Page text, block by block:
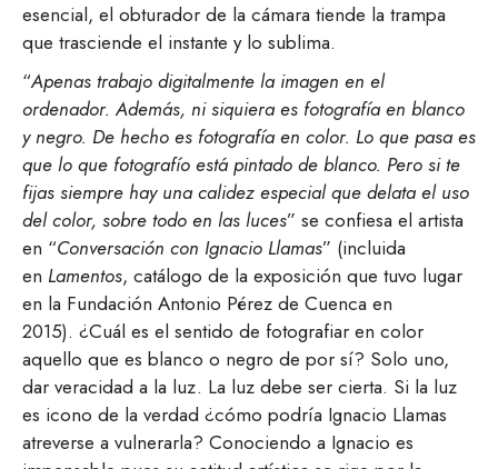
esencial, el obturador de la cámara tiende la trampa
que trasciende el instante y lo sublima.
“Apenas trabajo digitalmente la imagen en el
ordenador. Además, ni siquiera es fotografía en blanco
y negro. De hecho es fotografía en color. Lo que pasa es
que lo que fotografío está pintado de blanco. Pero si te
fijas siempre hay una calidez especial que delata el uso
del color, sobre todo en las luces” se confiesa el artista
en “Conversación con Ignacio Llamas” (incluida
en Lamentos, catálogo de la exposición que tuvo lugar
en la Fundación Antonio Pérez de Cuenca en
2015). ¿Cuál es el sentido de fotografiar en color
aquello que es blanco o negro de por sí? Solo uno,
dar veracidad a la luz. La luz debe ser cierta. Si la luz
es icono de la verdad ¿cómo podría Ignacio Llamas
atreverse a vulnerarla? Conociendo a Ignacio es